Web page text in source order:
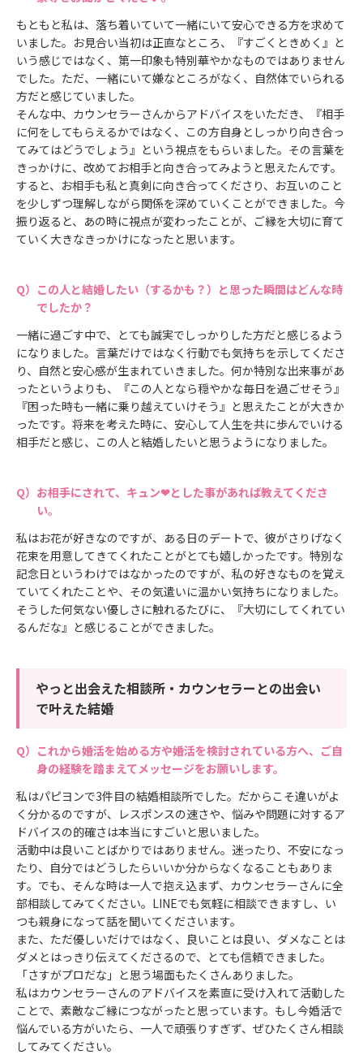
もともと私は、落ち着いていて一緒にいて安心できる方を求めて
いました。お見合い当初は正直なところ、『すごくときめく』と
いう感じではなく、第一印象も特別華やかなものではありません
でした。ただ、一緒にいて嫌なところがなく、自然体でいられる
方だと感じていました。
そんな中、カウンセラーさんからアドバイスをいただき、『相手
に何をしてもらえるかではなく、この方自身としっかり向き合っ
てみてはどうでしょう』という視点をもらいました。その言葉を
きっかけに、改めてお相手と向き合ってみようと思えたんです。
すると、お相手も私と真剣に向き合ってくださり、お互いのこと
を少しずつ理解しながら関係を深めていくことができました。今
振り返ると、あの時に視点が変わったことが、ご縁を大切に育て
ていく大きなきっかけになったと思います。
この人と結婚したい（するかも？）と思った瞬間はどんな時
でしたか？
一緒に過ごす中で、とても誠実でしっかりした方だと感じるよう
になりました。言葉だけではなく行動でも気持ちを示してくださ
り、自然と安心感が生まれていきました。何か特別な出来事があ
ったというよりも、『この人となら穏やかな毎日を過ごせそう』
『困った時も一緒に乗り越えていけそう』と思えたことが大きか
ったです。将来を考えた時に、安心して人生を共に歩んでいける
相手だと感じ、この人と結婚したいと思うようになりました。
お相手にされて、キュン❤とした事があれば教えてくださ
い。
私はお花が好きなのですが、ある日のデートで、彼がさりげなく
花束を用意してきてくれたことがとても嬉しかったです。特別な
記念日というわけではなかったのですが、私の好きなものを覚え
ていてくれたことや、その気遣いに温かい気持ちになりました。
そうした何気ない優しさに触れるたびに、『大切にしてくれてい
るんだな』と感じることができました。
やっと出会えた相談所・カウンセラーとの出会い
で叶えた結婚
これから婚活を始める方や婚活を検討されている方へ、ご自
身の経験を踏まえてメッセージをお願いします。
私はパピヨンで3件目の結婚相談所でした。だからこそ違いがよ
く分かるのですが、レスポンスの速さや、悩みや問題に対するア
ドバイスの的確さは本当にすごいと思いました。
活動中は良いことばかりではありません。迷ったり、不安になっ
たり、自分ではどうしたらいいか分からなくなることもありま
す。でも、そんな時は一人で抱え込まず、カウンセラーさんに全
部相談してみてください。LINEでも気軽に相談できますし、い
つも親身になって話を聞いてくださいます。
また、ただ優しいだけではなく、良いことは良い、ダメなことは
ダメとはっきり伝えてくださるので、とても信頼できました。
「さすがプロだな」と思う場面もたくさんありました。
私はカウンセラーさんのアドバイスを素直に受け入れて活動した
ことで、素敵なご縁につながったと思っています。もし今婚活で
悩んでいる方がいたら、一人で頑張りすぎず、ぜひたくさん相談
してみてください。